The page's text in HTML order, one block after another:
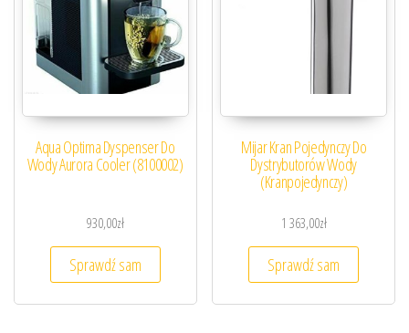
Aqua Optima Dyspenser Do
Wody Aurora Cooler (8100002)
930,00zł
Sprawdź sam
Mijar Kran Pojedynczy Do
Dystrybutorów Wody
(Kranpojedynczy)
1 363,00zł
Sprawdź sam